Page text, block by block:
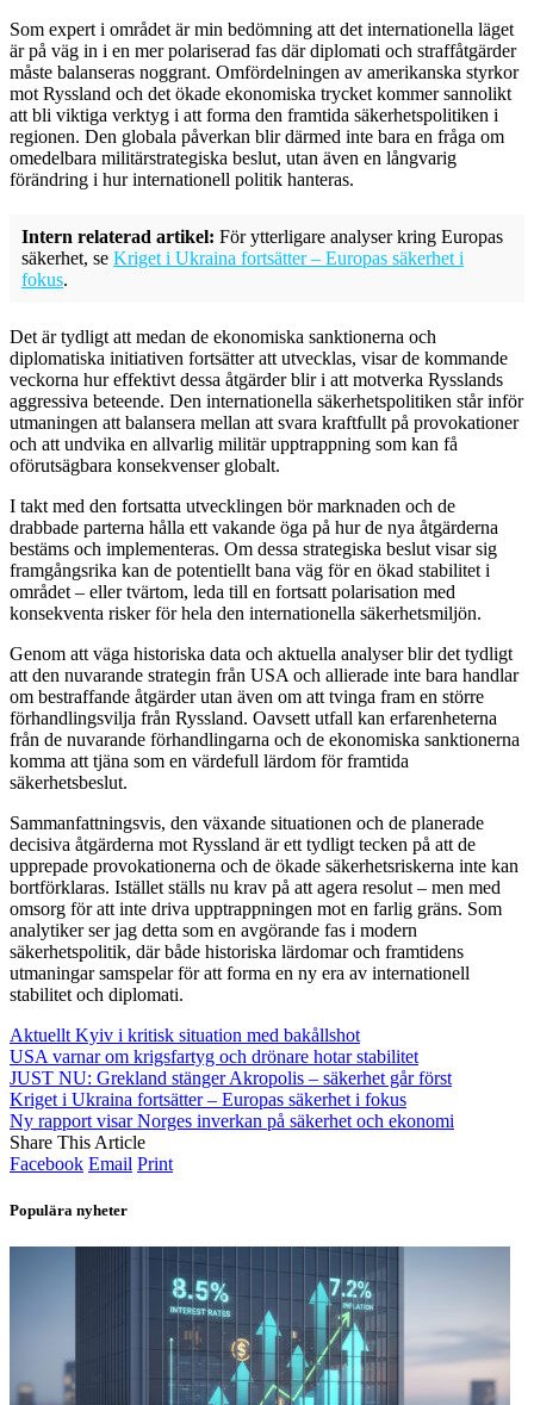
Som expert i området är min bedömning att det internationella läget
är på väg in i en mer polariserad fas där diplomati och straffåtgärder
måste balanseras noggrant. Omfördelningen av amerikanska styrkor
mot Ryssland och det ökade ekonomiska trycket kommer sannolikt
att bli viktiga verktyg i att forma den framtida säkerhetspolitiken i
regionen. Den globala påverkan blir därmed inte bara en fråga om
omedelbara militärstrategiska beslut, utan även en långvarig
förändring i hur internationell politik hanteras.
Intern relaterad artikel: För ytterligare analyser kring Europas
säkerhet, se Kriget i Ukraina fortsätter – Europas säkerhet i
fokus.
Det är tydligt att medan de ekonomiska sanktionerna och
diplomatiska initiativen fortsätter att utvecklas, visar de kommande
veckorna hur effektivt dessa åtgärder blir i att motverka Rysslands
aggressiva beteende. Den internationella säkerhetspolitiken står inför
utmaningen att balansera mellan att svara kraftfullt på provokationer
och att undvika en allvarlig militär upptrappning som kan få
oförutsägbara konsekvenser globalt.
I takt med den fortsatta utvecklingen bör marknaden och de
drabbade parterna hålla ett vakande öga på hur de nya åtgärderna
bestäms och implementeras. Om dessa strategiska beslut visar sig
framgångsrika kan de potentiellt bana väg för en ökad stabilitet i
området – eller tvärtom, leda till en fortsatt polarisation med
konsekventa risker för hela den internationella säkerhetsmiljön.
Genom att väga historiska data och aktuella analyser blir det tydligt
att den nuvarande strategin från USA och allierade inte bara handlar
om bestraffande åtgärder utan även om att tvinga fram en större
förhandlingsvilja från Ryssland. Oavsett utfall kan erfarenheterna
från de nuvarande förhandlingarna och de ekonomiska sanktionerna
komma att tjäna som en värdefull lärdom för framtida
säkerhetsbeslut.
Sammanfattningsvis, den växande situationen och de planerade
decisiva åtgärderna mot Ryssland är ett tydligt tecken på att de
upprepade provokationerna och de ökade säkerhetsriskerna inte kan
bortförklaras. Istället ställs nu krav på att agera resolut – men med
omsorg för att inte driva upptrappningen mot en farlig gräns. Som
analytiker ser jag detta som en avgörande fas i modern
säkerhetspolitik, där både historiska lärdomar och framtidens
utmaningar samspelar för att forma en ny era av internationell
stabilitet och diplomati.
Aktuellt Kyiv i kritisk situation med bakållshot
USA varnar om krigsfartyg och drönare hotar stabilitet
JUST NU: Grekland stänger Akropolis – säkerhet går först
Kriget i Ukraina fortsätter – Europas säkerhet i fokus
Ny rapport visar Norges inverkan på säkerhet och ekonomi
Share This Article
Facebook Email Print
Populära nyheter